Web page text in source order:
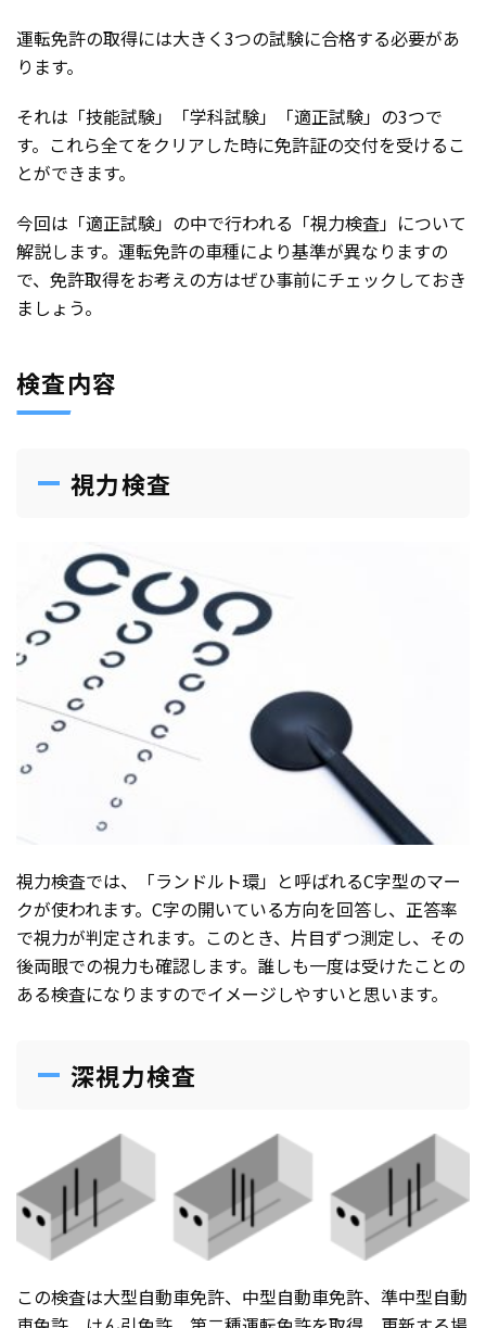
運転免許の取得には大きく3つの試験に合格する必要があ
ります。
それは「技能試験」「学科試験」「適正試験」の3つで
す。これら全てをクリアした時に免許証の交付を受けるこ
とができます。
今回は「適正試験」の中で行われる「視力検査」について
解説します。運転免許の車種により基準が異なりますの
で、免許取得をお考えの方はぜひ事前にチェックしておき
ましょう。
検査内容
視力検査
視力検査では、「ランドルト環」と呼ばれるC字型のマー
クが使われます。C字の開いている方向を回答し、正答率
で視力が判定されます。このとき、片目ずつ測定し、その
後両眼での視力も確認します。誰しも一度は受けたことの
ある検査になりますのでイメージしやすいと思います。
深視力検査
この検査は大型自動車免許、中型自動車免許、準中型自動